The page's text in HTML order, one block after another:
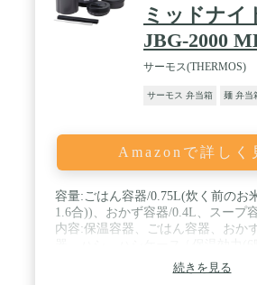
ミッドナイ
JBG-2000
サーモス(THERMOS)
サーモス 弁当箱 麺 弁当
Amazonで詳しく
容量:ごはん容器/0.75L(炊く前のお
1.6合))、おかず容器/0.4L、スープ
内容:保温容器、ごはん容器、おか
サイズ(約):16×13.5×23cm、ハシ/約
量(約):1.0kg / 原産国:中国
続きを見る